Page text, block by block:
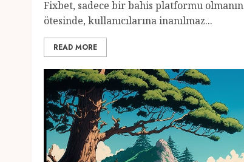
Fixbet, sadece bir bahis platformu olmanın
ötesinde, kullanıcılarına inanılmaz...
READ MORE